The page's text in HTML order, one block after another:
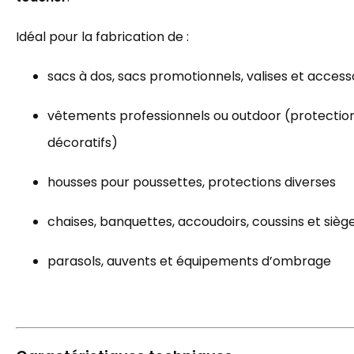
Idéal pour la fabrication de :
sacs à dos, sacs promotionnels, valises et
vêtements professionnels ou outdoor
décoratifs)
housses pour poussettes, protections diverses
chaises, banquettes, accoudoirs, coussins et
parasols, auvents et équipements d’ombrage